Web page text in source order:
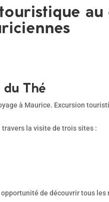
Thé
à Maurice. Excursion
travers la visite de trois sites :
de découvrir tous les